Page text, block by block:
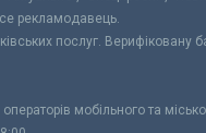
рекламодавець.
послуг.
мобільного та